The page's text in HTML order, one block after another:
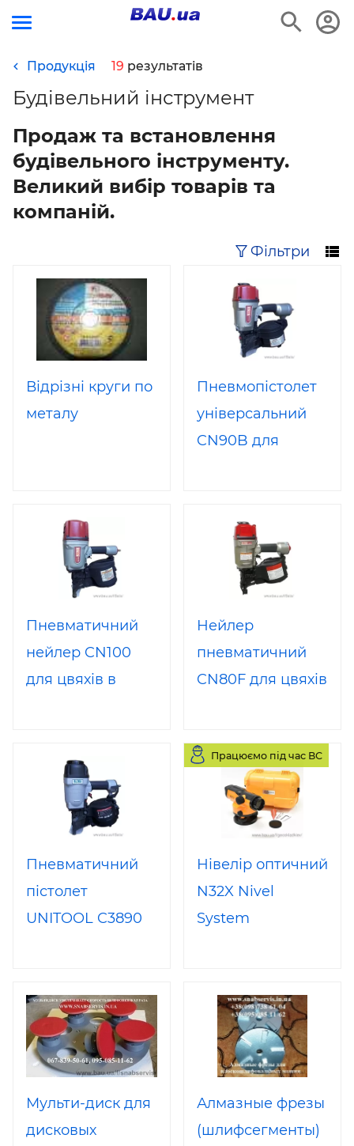
Продукція 19 результатів
Будівельний інструмент
Продаж та встановлення
будівельного інструменту.
Великий вибір товарів та
компаній.
Фільтри
Відрізні круги по
металу
Пневмопістолет
універсальний
CN90B для
Пневматичний
нейлер CN100
для цвяхів в
Нейлер
пневматичний
CN80F для цвяхів
Пневматичний
пістолет
UNITOOL C3890
Працюємо під час ВС
Нівелір оптичний
N32X Nivel
System
Мульти-диск для
дисковых
Алмазные фрезы
(шлифсегменты)